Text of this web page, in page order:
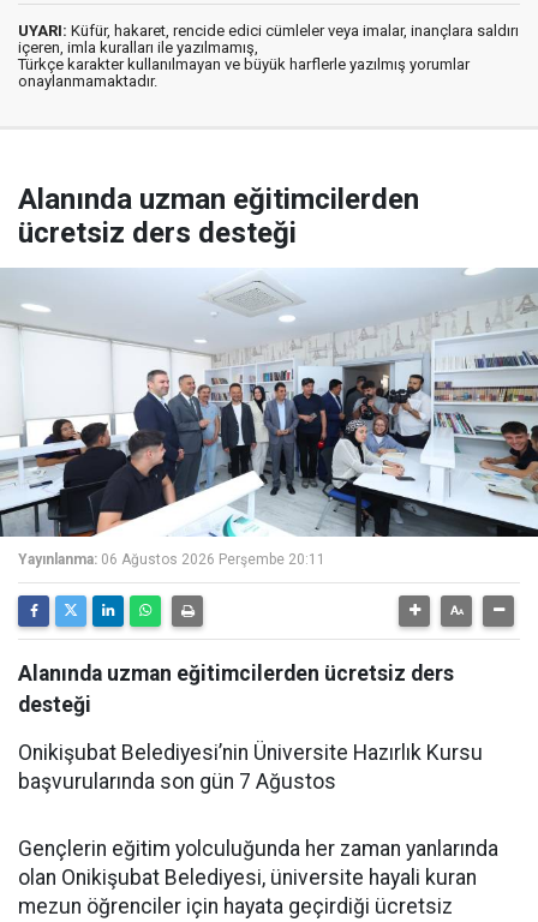
UYARI: Küfür, hakaret, rencide edici cümleler veya imalar, inançlara saldırı
içeren, imla kuralları ile yazılmamış,
Türkçe karakter kullanılmayan ve büyük harflerle yazılmış yorumlar
onaylanmamaktadır.
Alanında uzman eğitimcilerden
ücretsiz ders desteği
Yayınlanma: 06 Ağustos 2026 Perşembe 20:11
Alanında uzman eğitimcilerden ücretsiz ders
desteği
Onikişubat Belediyesi’nin Üniversite Hazırlık Kursu
başvurularında son gün 7 Ağustos
Gençlerin eğitim yolculuğunda her zaman yanlarında
olan Onikişubat Belediyesi, üniversite hayali kuran
mezun öğrenciler için hayata geçirdiği ücretsiz